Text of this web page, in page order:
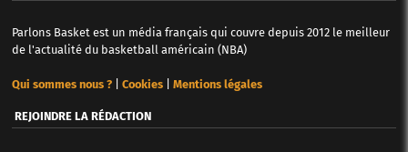
Parlons Basket est un média français qui couvre depuis 2012 le meilleur
de l'actualité du basketball américain (NBA)
Qui sommes nous ?| Cookies| Mentions légales
REJOINDRE LA RÉDACTION